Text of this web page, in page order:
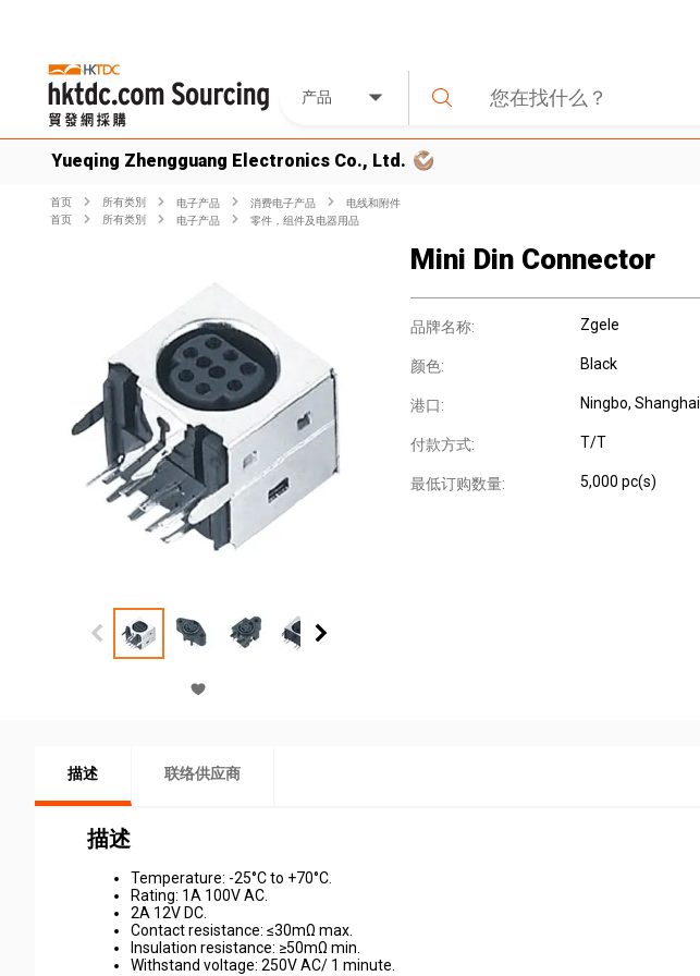
产品
Yueqing Zhengguang Electronics Co., Ltd.
首页 所有类別 电子产品 消费电子产品
电线和附件
首页
所有类別 电子产品 零件，组件及电器用品
Mini Din Connector
品牌名称: Zgele
颜色: Black
港口: Ningbo, Shanghai
付款方式: T/T
最低订购数量: 5,000 pc(s)
描述 联络供应商
描述
Temperature: -25°C to +70°C.
Rating: 1A 100V AC.
2A 12V DC.
Contact resistance: ≤30mΩ max.
Insulation resistance: ≥50mΩ min.
Withstand voltage: 250V AC/ 1 minute.